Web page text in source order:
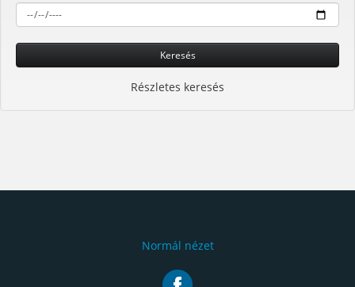
Keresés
Részletes keresés
Normál nézet